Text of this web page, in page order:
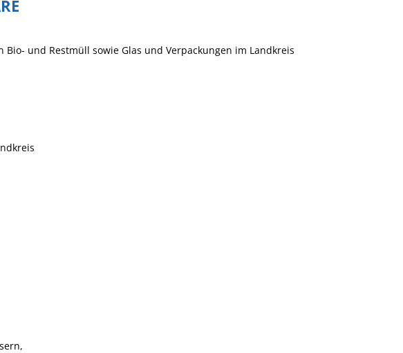
und Restmüll sowie Glas und Verpackungen im Landkreis